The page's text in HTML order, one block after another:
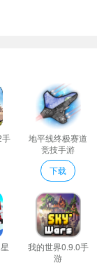
消灭敌人。
中的宝物不断的
挑战;
就能尽快完成挑
顺利完成可以获
人的画风不同的
了一波玩家的回
手
地平线终极赛道
竞技手游
下载
我的世界0.9.0手
游